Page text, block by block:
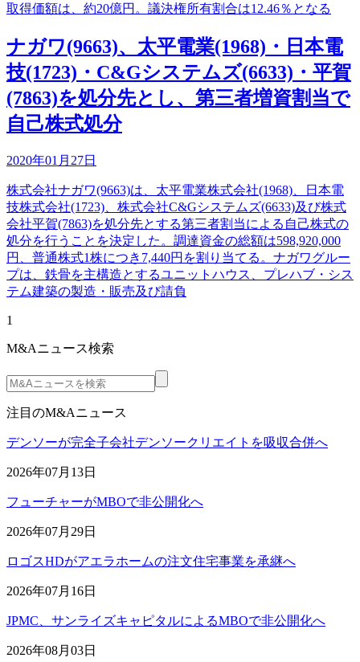
取得価額は、約20億円。議決権所有割合は12.46％となる
ナガワ(9663)、太平電業(1968)・日本電
技(1723)・C&Gシステムズ(6633)・平賀
(7863)を処分先とし、第三者増資割当で
自己株式処分
2020年01月27日
株式会社ナガワ(9663)は、太平電業株式会社(1968)、日本電
技株式会社(1723)、株式会社C&Gシステムズ(6633)及び株式
会社平賀(7863)を処分先とする第三者割当による自己株式の
処分を行うことを決定した。調達資金の総額は598,920,000
円、普通株式1株につき7,440円を割り当てる。ナガワグルー
プは、鉄骨を主構造とするユニットハウス、プレハブ・シス
テム建築の製造・販売及び請負
1
M&Aニュース検索
注目のM&Aニュース
デンソーが完全子会社デンソークリエイトを吸収合併へ
2026年07月13日
フューチャーがMBOで非公開化へ
2026年07月29日
ロゴスHDがアエラホームの注文住宅事業を承継へ
2026年07月16日
JPMC、サンライズキャピタルによるMBOで非公開化へ
2026年08月03日